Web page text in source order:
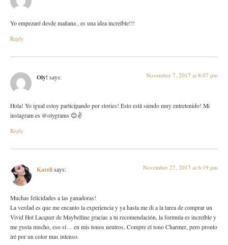
Yo empezaré desde mañana , es una idea increíble!!!
Reply
Oly! says: November 7, 2017 at 8:07 pm
Hola! Yo igual estoy participando por stories! Esto está siendo muy entretenido! Mi
instagram es @olygrams 😊✌
Reply
Kareli says: November 27, 2017 at 6:19 pm
Muchas felicidades a las ganadoras!
La verdad es que me encanto la experiencia y ya hasta me di a la tarea de comprar un
Vivid Hot Lacquer de Maybelline gracias a tu recomendación, la formula es increíble y
me gusta mucho, eso sí… en mis tonos neutros. Compre el tono Charmer, pero pronto
iré por un color mas intenso.